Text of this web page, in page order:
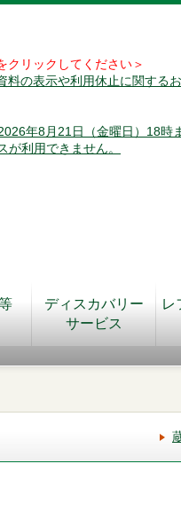
リックしてください＞
料の表示や利用休止に関する
年8月21日（金曜日）18時
利用できません。
ディスカバリー
サービス
レ